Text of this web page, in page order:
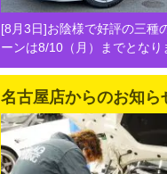
[8月3日]お陰様で好評の三種
ーンは8/10（月）までとなり
名古屋店からのお知ら